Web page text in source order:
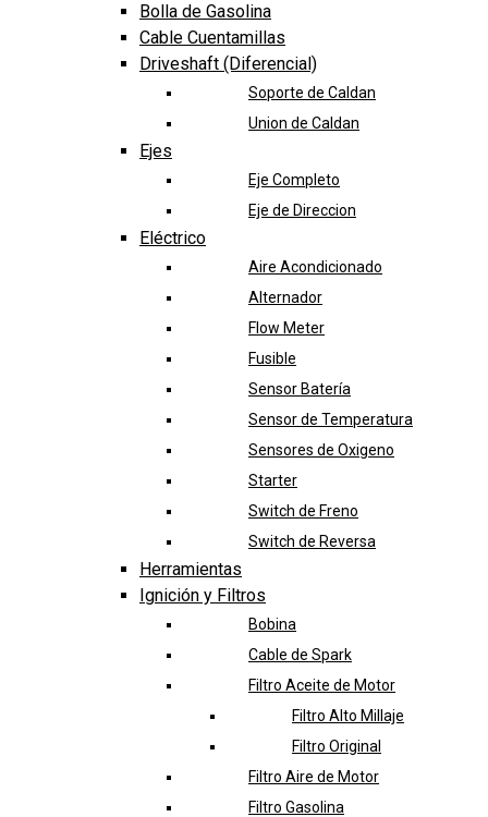
Bolla de Gasolina
Cable Cuentamillas
Driveshaft (Diferencial)
Soporte de Caldan
Union de Caldan
Ejes
Eje Completo
Eje de Direccion
Eléctrico
Aire Acondicionado
Alternador
Flow Meter
Fusible
Sensor Batería
Sensor de Temperatura
Sensores de Oxigeno
Starter
Switch de Freno
Switch de Reversa
Herramientas
Ignición y Filtros
Bobina
Cable de Spark
Filtro Aceite de Motor
Filtro Alto Millaje
Filtro Original
Filtro Aire de Motor
Filtro Gasolina